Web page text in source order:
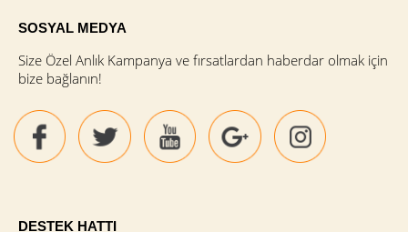
SOSYAL MEDYA
Size Özel Anlık Kampanya ve fırsatlardan haberdar olmak için
bize bağlanın!
DESTEK HATTI